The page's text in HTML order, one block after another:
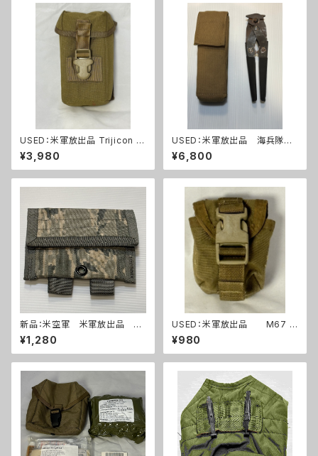
USED：米軍放出品 Trijicon A
COG RCO トリジコン アコグ
ポーチ タンカラー(A288)
¥3,980
USED：米軍放出品 海兵隊
ワイヤーカッター+ポーチ(A0
264)
¥6,800
新品：米空軍 米軍放出品 デ
ジタルタイガー迷彩 ABU ユー
ティリティーポーチ(A0263)
¥1,280
USED：米軍放出品 M67 グ
レネードポーチ コヨーテ USM
C 海兵隊(A0262)
¥980